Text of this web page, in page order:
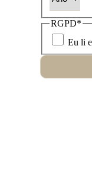
RGPD*
Eu li